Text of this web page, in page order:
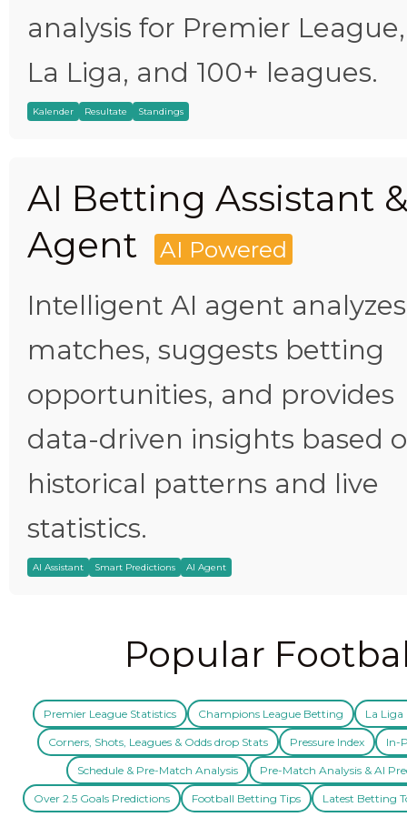
analysis for Premier League,
La Liga, and 100+ leagues.
Kalender Resultate Standings
AI Betting Assistant
Agent
AI Powered
Intelligent AI agent analyzes
matches, suggests betting
opportunities, and provides
data-driven insights based
historical patterns and live
statistics.
AI Assistant Smart Predictions AI Agent
Popular
Premier League Statistics Champions League Betting La Liga
Corners, Shots, Leagues & Odds drop Stats Pressure Index In-
Schedule & Pre-Match Analysis Pre-Match Analysis & AI
Over 2.5 Goals Predictions Football Betting Tips Latest Betting